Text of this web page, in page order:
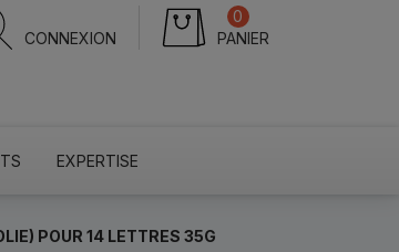
CONNEXION PANIER
0
EXPERTISE
POUR 14 LETTRES 35G